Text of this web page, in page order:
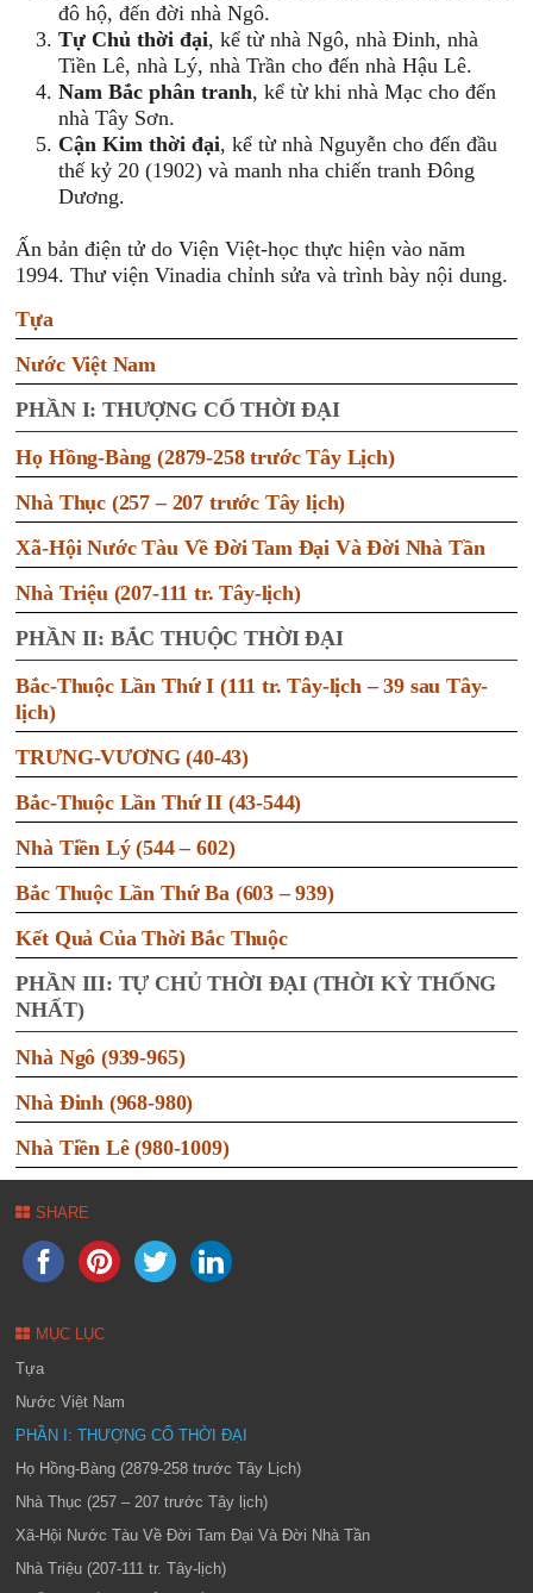
đô hộ, đến đời nhà Ngô.
Tự Chủ thời đại, kể từ nhà Ngô, nhà Đinh, nhà
Tiền Lê, nhà Lý, nhà Trần cho đến nhà Hậu Lê.
Nam Bắc phân tranh, kể từ khi nhà Mạc cho đến
nhà Tây Sơn.
Cận Kim thời đại, kể từ nhà Nguyễn cho đến đầu
thế kỷ 20 (1902) và manh nha chiến tranh Đông
Dương.
Ấn bản điện tử do Viện Việt-học thực hiện vào năm
1994. Thư viện Vinadia chỉnh sửa và trình bày nội dung.
Tựa
Nước Việt Nam
PHẦN I: THƯỢNG CỔ THỜI ĐẠI
Họ Hồng-Bàng (2879-258 trước Tây Lịch)
Nhà Thục (257 – 207 trước Tây lịch)
Xã-Hội Nước Tàu Về Đời Tam Đại Và Đời Nhà Tần
Nhà Triệu (207-111 tr. Tây-lịch)
PHẦN II: BẮC THUỘC THỜI ĐẠI
Bắc-Thuộc Lần Thứ I (111 tr. Tây-lịch – 39 sau Tây-
lịch)
TRƯNG-VƯƠNG (40-43)
Bắc-Thuộc Lần Thứ II (43-544)
Nhà Tiền Lý (544 – 602)
Bắc Thuộc Lần Thứ Ba (603 – 939)
Kết Quả Của Thời Bắc Thuộc
PHẦN III: TỰ CHỦ THỜI ĐẠI (THỜI KỲ THỐNG
NHẤT)
Nhà Ngô (939-965)
Nhà Đinh (968-980)
Nhà Tiền Lê (980-1009)
SHARE
MỤC LỤC
Tựa
Nước Việt Nam
PHẦN I: THƯỢNG CỔ THỜI ĐẠI
Họ Hồng-Bàng (2879-258 trước Tây Lịch)
Nhà Thục (257 – 207 trước Tây lịch)
Xã-Hội Nước Tàu Về Đời Tam Đại Và Đời Nhà Tần
Nhà Triệu (207-111 tr. Tây-lịch)